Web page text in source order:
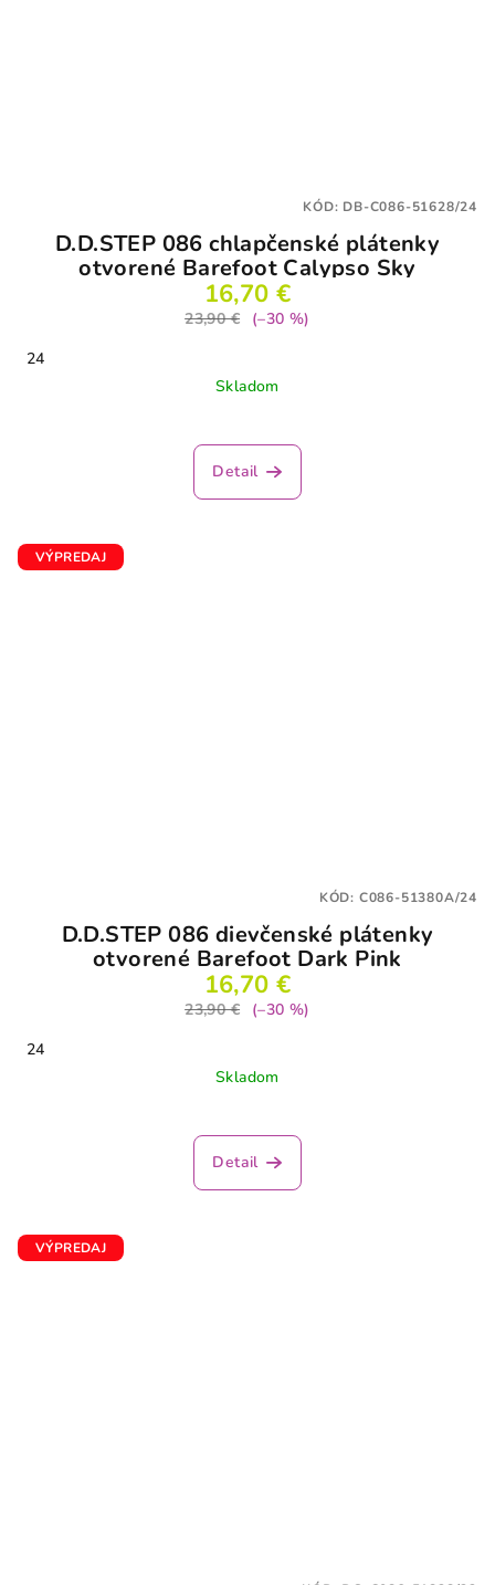
D.D.STEP 086 chlapčenské plátenky
otvorené Barefoot Calypso Sky
16,70 €
23,90 €
(–30 %)
24
Skladom
Detail
KÓD: DB-C086-51628/24
VÝPREDAJ
D.D.STEP 086 dievčenské plátenky
otvorené Barefoot Dark Pink
16,70 €
23,90 €
(–30 %)
24
Skladom
Detail
KÓD: C086-51380A/24
VÝPREDAJ